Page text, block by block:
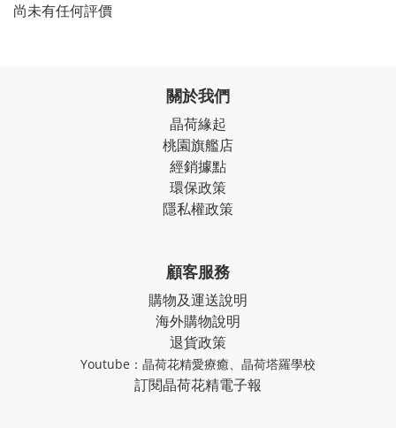
尚未有任何評價
關於我們
晶荷緣起
桃園旗艦店
經銷據點
環保政策
隱私權政策
顧客服務
購物及運送說明
海外購物說明
退貨政策
Youtube： 晶荷花精愛療癒、 晶荷塔羅學校
訂閱晶荷花精電子報